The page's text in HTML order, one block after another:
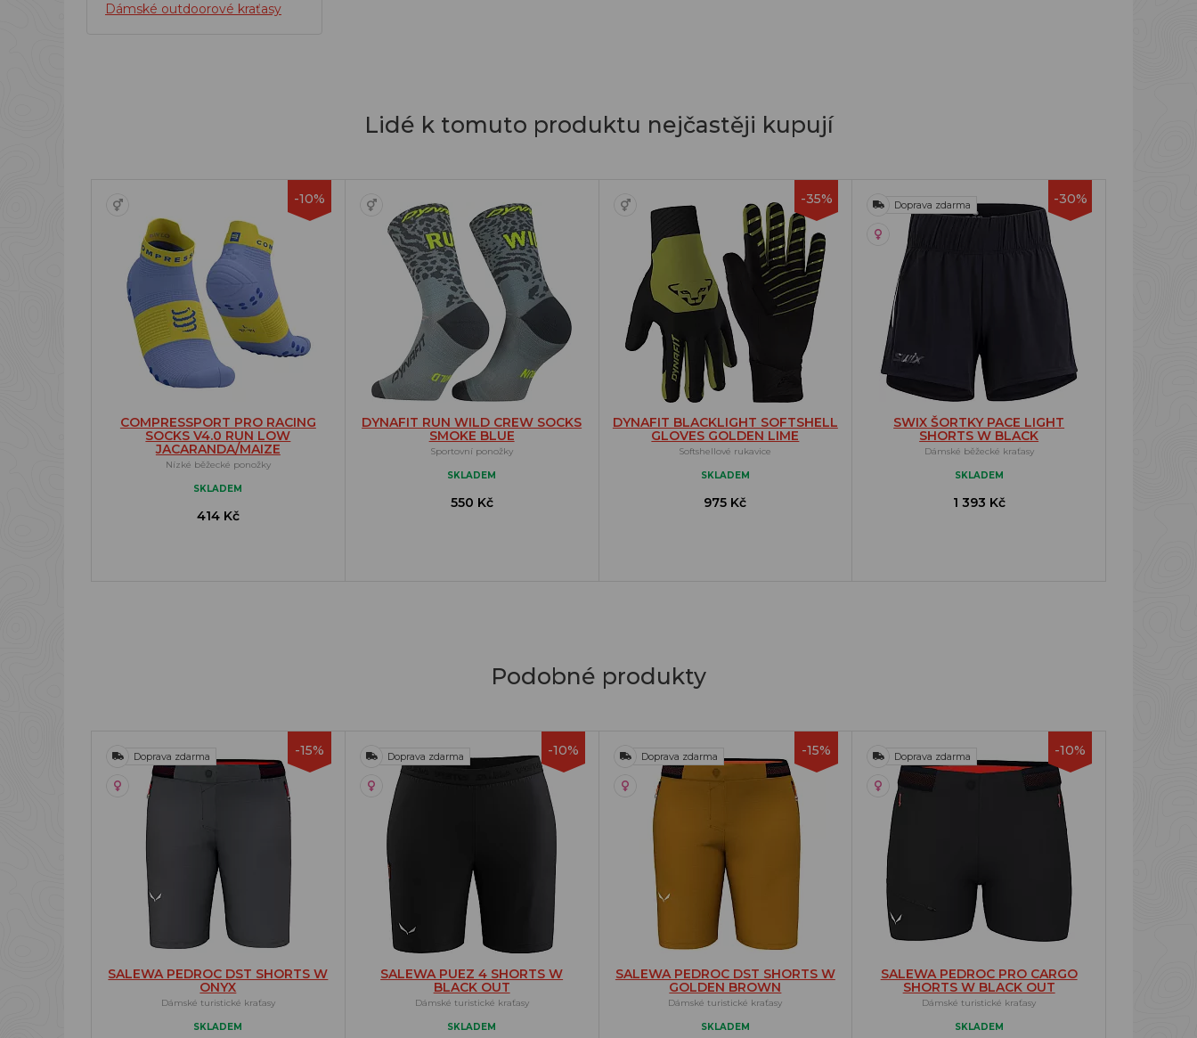
Dámské outdoorové kraťasy
Lidé k tomuto produktu nejčastěji kupují
-10%
COMPRESSPORT PRO RACING
SOCKS V4.0 RUN LOW
JACARANDA/MAIZE
Nízké běžecké ponožky
SKLADEM
414 Kč
DYNAFIT RUN WILD CREW SOCKS
SMOKE BLUE
Sportovní ponožky
SKLADEM
550 Kč
-35%
DYNAFIT BLACKLIGHT SOFTSHELL
GLOVES GOLDEN LIME
Softshellové rukavice
SKLADEM
975 Kč
-30%
Doprava zdarma
SWIX ŠORTKY PACE LIGHT
SHORTS W BLACK
Dámské běžecké kraťasy
SKLADEM
1 393 Kč
Podobné produkty
-15%
Doprava zdarma
SALEWA PEDROC DST SHORTS W
ONYX
Dámské turistické kraťasy
SKLADEM
-10%
Doprava zdarma
SALEWA PUEZ 4 SHORTS W
BLACK OUT
Dámské turistické kraťasy
SKLADEM
-15%
Doprava zdarma
SALEWA PEDROC DST SHORTS W
GOLDEN BROWN
Dámské turistické kraťasy
SKLADEM
-10%
Doprava zdarma
SALEWA PEDROC PRO CARGO
SHORTS W BLACK OUT
Dámské turistické kraťasy
SKLADEM